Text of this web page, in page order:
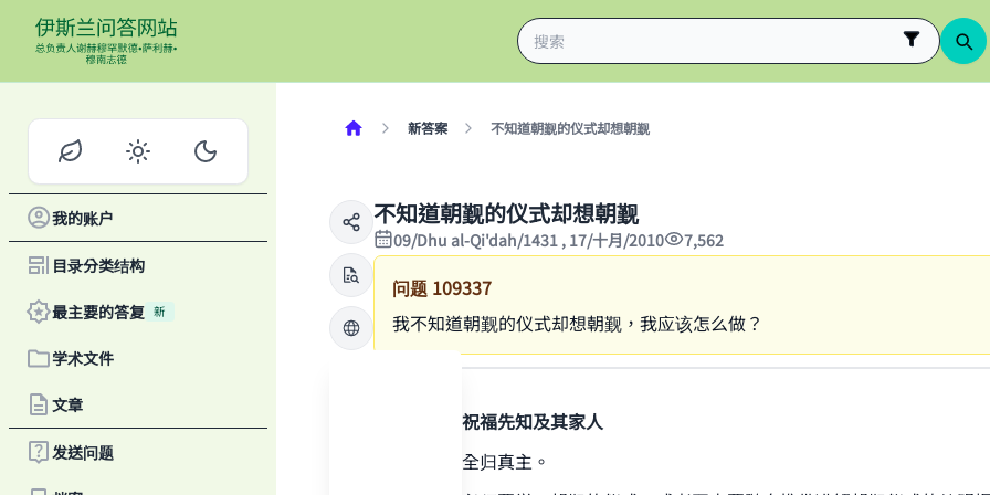
我的账户
目录分类结构
最主要的答复 新
学术文件
文章
发送问题
新答案 不知道朝觐的仪式却想朝觐
不知道朝觐的仪式却想朝觐
09/Dhu al-Qi'dah/1431 , 17/十月/2010 7,562
问题 109337
我不知道朝觐的仪式却想朝觐，我应该怎么做？
感谢真主，祝福先知及其家人
一切赞颂，全归真主。